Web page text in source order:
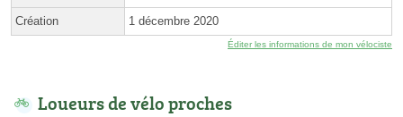
Création 1 décembre 2020
Éditer les informations de mon vélociste
Loueurs de vélo proches